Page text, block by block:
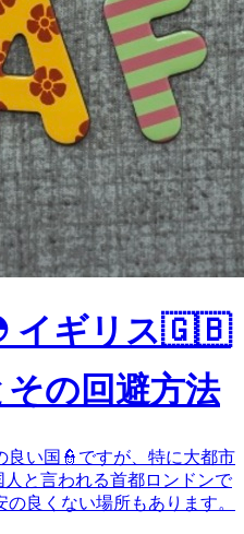
イギリス🇬🇧
の回避方法
い国👮ですが、特に大都市
と言われる首都ロンドンで
良くない場所もあります。